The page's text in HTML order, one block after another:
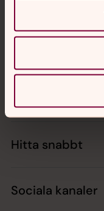
Hitta snabbt
Sociala kanaler